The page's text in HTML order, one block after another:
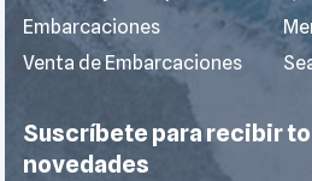
Embarcaciones
Venta de Embarcaciones
Suscríbete para recibir
novedades